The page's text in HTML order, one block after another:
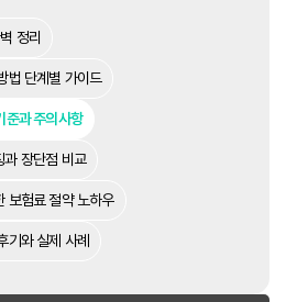
정리
법 단계별 가이드
준과 주의사항
과 장단점 비교
보험료 절약 노하우
기와 실제 사례